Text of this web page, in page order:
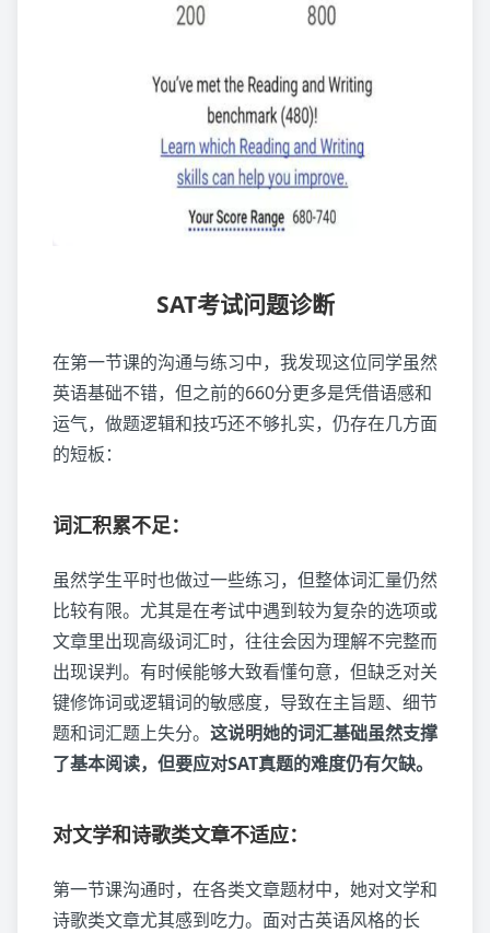
SAT考试问题诊断
在第一节课的沟通与练习中，我发现这位同学虽然
英语基础不错，但之前的660分更多是凭借语感和
运气，做题逻辑和技巧还不够扎实，仍存在几方面
的短板：
词汇积累不足：
虽然学生平时也做过一些练习，但整体词汇量仍然
比较有限。尤其是在考试中遇到较为复杂的选项或
文章里出现高级词汇时，往往会因为理解不完整而
出现误判。有时候能够大致看懂句意，但缺乏对关
键修饰词或逻辑词的敏感度，导致在主旨题、细节
题和词汇题上失分。 这说明她的词汇基础虽然支撑
了基本阅读，但要应对SAT真题的难度仍有欠缺。
对文学和诗歌类文章不适应：
第一节课沟通时，在各类文章题材中，她对文学和
诗歌类文章尤其感到吃力。面对古英语风格的长